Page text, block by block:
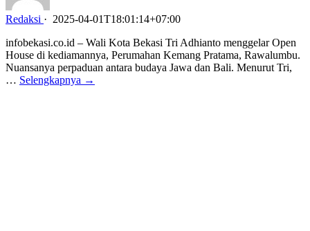
Redaksi · 2025-04-01T18:01:14+07:00
infobekasi.co.id – Wali Kota Bekasi Tri Adhianto menggelar Open
House di kediamannya, Perumahan Kemang Pratama, Rawalumbu.
Nuansanya perpaduan antara budaya Jawa dan Bali. Menurut Tri,
… Selengkapnya →